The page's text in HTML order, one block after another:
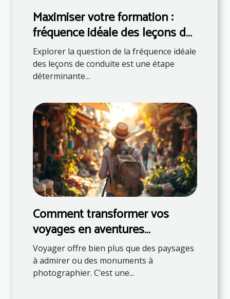
Maximiser votre formation :
fréquence idéale des leçons de
conduite
Explorer la question de la fréquence idéale
des leçons de conduite est une étape
déterminante...
Comment transformer vos
voyages en aventures
éducatives ?
Voyager offre bien plus que des paysages
à admirer ou des monuments à
photographier. C’est une...